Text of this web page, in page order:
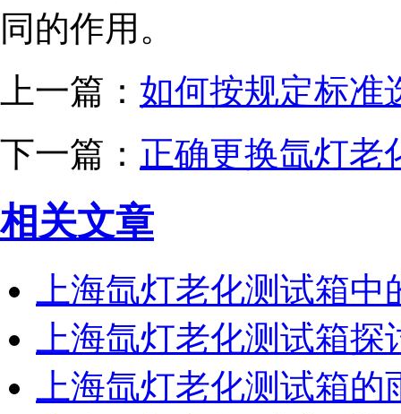
同的作用。
上一篇： 如何按规定标准
下一篇： 正确更换氙灯老
相关文章
上海氙灯老化测试箱
上海氙灯老化测试箱
上海氙灯老化测试箱的